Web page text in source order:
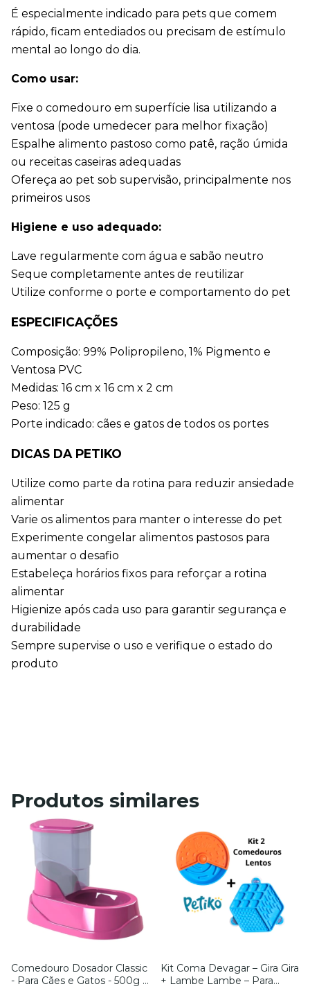
É especialmente indicado para pets que comem
rápido, ficam entediados ou precisam de estímulo
mental ao longo do dia.
Como usar:
Fixe o comedouro em superfície lisa utilizando a
ventosa (pode umedecer para melhor fixação)
Espalhe alimento pastoso como patê, ração úmida
ou receitas caseiras adequadas
Ofereça ao pet sob supervisão, principalmente nos
primeiros usos
Higiene e uso adequado:
Lave regularmente com água e sabão neutro
Seque completamente antes de reutilizar
Utilize conforme o porte e comportamento do pet
ESPECIFICAÇÕES
Composição: 99% Polipropileno, 1% Pigmento e
Ventosa PVC
Medidas: 16 cm x 16 cm x 2 cm
Peso: 125 g
Porte indicado: cães e gatos de todos os portes
DICAS DA PETIKO
Utilize como parte da rotina para reduzir ansiedade
alimentar
Varie os alimentos para manter o interesse do pet
Experimente congelar alimentos pastosos para
aumentar o desafio
Estabeleça horários fixos para reforçar a rotina
alimentar
Higienize após cada uso para garantir segurança e
durabilidade
Sempre supervise o uso e verifique o estado do
produto
Produtos similares
Comedouro Dosador Classic
- Para Cães e Gatos - 500g -
Kit Coma Devagar – Gira Gira
+ Lambe Lambe – Para